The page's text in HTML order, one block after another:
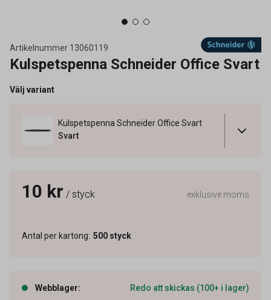
Artikelnummer 13060119
Kulspetspenna Schneider Office Svart
Välj variant
Kulspetspenna Schneider Office Svart
Svart
10 kr / styck exklusive moms
Antal per kartong: 500 styck
Webblager: Redo att skickas (100+ i lager)